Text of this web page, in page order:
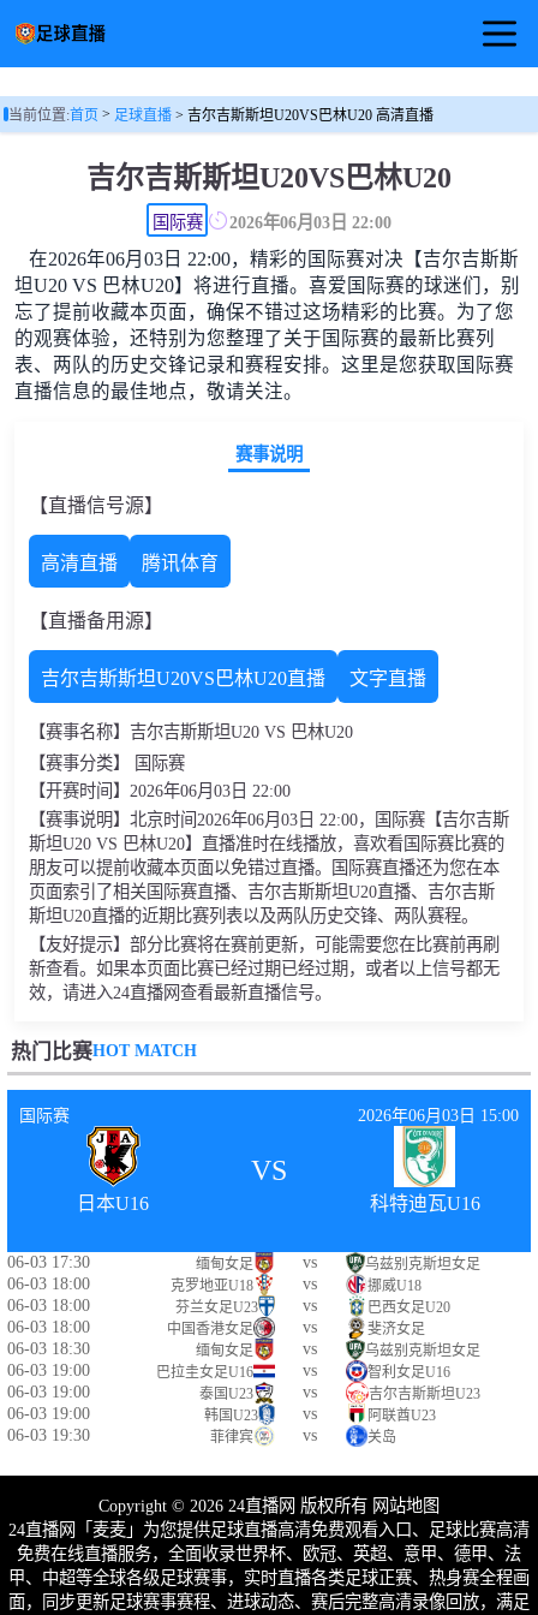
首页
足球视频
当前位置:首页> 足球直播> 吉尔吉斯斯坦U20VS巴林U20 高清直播
吉尔吉斯斯坦U20VS巴林U20
国际赛 2026年06月03日 22:00
在2026年06月03日 22:00，精彩的国际赛对决【吉尔吉斯斯
坦U20 VS 巴林U20】将进行直播。喜爱国际赛的球迷们，别
忘了提前收藏本页面，确保不错过这场精彩的比赛。为了您
的观赛体验，还特别为您整理了关于国际赛的最新比赛列
表、两队的历史交锋记录和赛程安排。这里是您获取国际赛
直播信息的最佳地点，敬请关注。
赛事说明
【直播信号源】
高清直播 腾讯体育
【直播备用源】
吉尔吉斯斯坦U20VS巴林U20直播 文字直播
【赛事名称】吉尔吉斯斯坦U20 VS 巴林U20
【赛事分类】 国际赛
【开赛时间】2026年06月03日 22:00
【赛事说明】北京时间2026年06月03日 22:00，国际赛【吉尔吉斯
斯坦U20 VS 巴林U20】直播准时在线播放，喜欢看国际赛比赛的
朋友可以提前收藏本页面以免错过直播。国际赛直播还为您在本
页面索引了相关国际赛直播、吉尔吉斯斯坦U20直播、吉尔吉斯
斯坦U20直播的近期比赛列表以及两队历史交锋、两队赛程。
【友好提示】部分比赛将在赛前更新，可能需要您在比赛前再刷
新查看。如果本页面比赛已经过期已经过期，或者以上信号都无
效，请进入24直播网查看最新直播信号。
热门比赛HOT MATCH
国际赛 2026年06月03日 15:00
日本U16
VS
科特迪瓦U16
06-03 17:30 缅甸女足 vs 乌兹别克斯坦女足
06-03 18:00 克罗地亚U18 vs 挪威U18
06-03 18:00 芬兰女足U23 vs 巴西女足U20
06-03 18:00 中国香港女足 vs 斐济女足
06-03 18:30 缅甸女足 vs 乌兹别克斯坦女足
06-03 19:00 巴拉圭女足U16 vs 智利女足U16
06-03 19:00 泰国U23 vs 吉尔吉斯斯坦U23
06-03 19:00 韩国U23 vs 阿联酋U23
06-03 19:30 菲律宾 vs 关岛
Copyright © 2026 24直播网 版权所有 网站地图
24直播网「麦麦」为您提供足球直播高清免费观看入口、足球比赛高清
免费在线直播服务，全面收录世界杯、欧冠、英超、意甲、德甲、法
甲、中超等全球各级足球赛事，实时直播各类足球正赛、热身赛全程画
面，同步更新足球赛事赛程、进球动态、赛后完整高清录像回放，满足